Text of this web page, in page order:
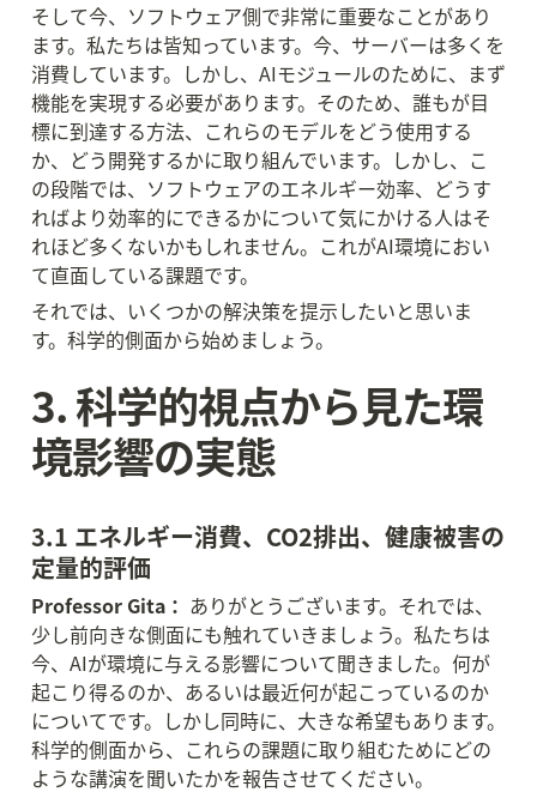
そして今、ソフトウェア側で非常に重要なことがあり
ます。私たちは皆知っています。今、サーバーは多くを
消費しています。しかし、AIモジュールのために、まず
機能を実現する必要があります。そのため、誰もが目
標に到達する方法、これらのモデルをどう使用する
か、どう開発するかに取り組んでいます。しかし、こ
の段階では、ソフトウェアのエネルギー効率、どうす
ればより効率的にできるかについて気にかける人はそ
れほど多くないかもしれません。これがAI環境におい
て直面している課題です。
それでは、いくつかの解決策を提示したいと思いま
す。科学的側面から始めましょう。
3. 科学的視点から見た環
境影響の実態
3.1 エネルギー消費、CO2排出、健康被害の
定量的評価
Professor Gita： ありがとうございます。それでは、
少し前向きな側面にも触れていきましょう。私たちは
今、AIが環境に与える影響について聞きました。何が
起こり得るのか、あるいは最近何が起こっているのか
についてです。しかし同時に、大きな希望もあります。
科学的側面から、これらの課題に取り組むためにどの
ような講演を聞いたかを報告させてください。